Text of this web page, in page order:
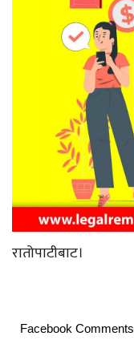
रातोपाटीबाट।
Facebook Comments